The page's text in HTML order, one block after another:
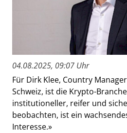
04.08.2025, 09:07 Uhr
Für Dirk Klee, Country
Schweiz, ist die Krypto-
institutioneller, reifer und
beobachten, ist ein
Interesse.»